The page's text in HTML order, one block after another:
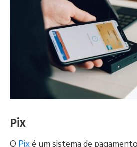
Pix
O Pixé um sistema de